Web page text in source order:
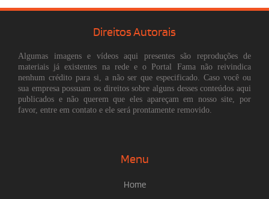
Direitos Autorais
Algumas imagens e vídeos aqui presentes são reproduções de
materiais já existentes na rede e o Portal Fama não reivindica
nenhum crédito para si, a não ser que especificado. Caso você ou
sua empresa possuam os direitos sobre alguns desses conteúdos aqui
publicados e não querem que eles apareçam em nosso site, por
favor, entre em contato e ele será prontamente removido.
Menu
Home